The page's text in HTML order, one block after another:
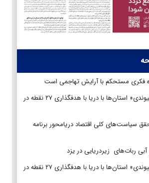
فکری مستحکم با آرایش تهاجمی است
اجرای طرح «هم‌پیوندی» استان‌ها با دریا با هدفگذاری ۲۷ نقطه در
سیاست‌های کلی اقتصاد دریامحور برنامه
ربات‌های زیردریایی در یزد
اجرای طرح «هم‌پیوندی» استان‌ها با دریا با هدفگذاری ۲۷ نقطه در